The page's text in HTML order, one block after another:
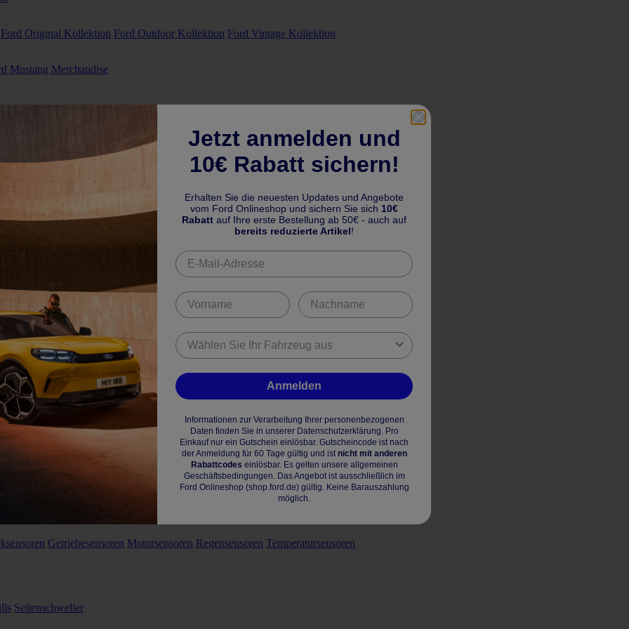
Ford Original Kollektion Ford Outdoor Kollektion Ford Vintage Kollektion
Mustang Merchandise
Getriebesensoren Motorsensoren Regensensoren Temperatursensoren
Seitenschweller
Jetzt anmelden und
10€ Rabatt sichern!
Erhalten Sie die neuesten Updates und Angebote
vom Ford Onlineshop und sichern Sie sich 10€
Rabatt auf Ihre erste Bestellung ab 50€ - auch auf
bereits reduzierte Artikel!
Anmelden
Informationen zur Verarbeitung Ihrer personenbezogenen
Daten finden Sie in unserer Datenschutzerklärung. Pro
Einkauf nur ein Gutschein einlösbar. Gutscheincode ist nach
der Anmeldung für 60 Tage gültig und ist nicht mit anderen
Rabattcodes einlösbar. Es gelten unsere allgemeinen
Geschäftsbedingungen. Das Angebot ist ausschließlich im
Ford Onlineshop (shop.ford.de) gültig. Keine Barauszahlung
möglich.